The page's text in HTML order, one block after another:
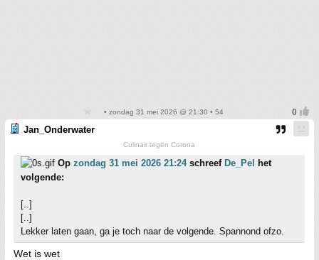
• zondag 31 mei 2026 @ 21:30 • 54
Jan_Onderwater
Culinair tegen Corona
Op zondag 31 mei 2026 21:24schreef De_Pel
het
volgende:
[..]
[..]
Lekker laten gaan, ga je toch naar de volgende. Spannond ofzo.
Wet is wet